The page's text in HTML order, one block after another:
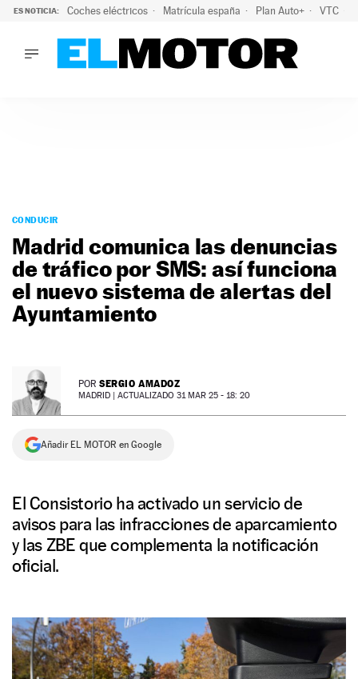
ES NOTICIA: Coches eléctricos Matrícula españa Plan Auto+ VTC
PODCAST
MOTOS
TECNOLOGÍA
SUPERCOCHES
MOTORTV
PREMIOS
NEWSLETTER
CONDUCIR
Madrid comunica las denuncias
de tráfico por SMS: así funciona
el nuevo sistema de alertas del
Ayuntamiento
POR SERGIO AMADOZ
MADRID | ACTUALIZADO 31 MAR 25 - 18: 20
Añadir EL MOTOR en Google
El Consistorio ha activado un servicio de
avisos para las infracciones de aparcamiento
y las ZBE que complementa la notificación
oficial.